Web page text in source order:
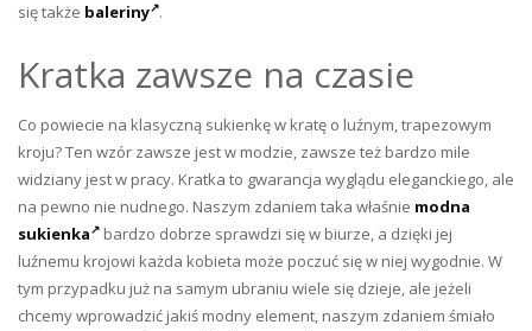
się także baleriny .
Kratka zawsze na czasie
Co powiecie na klasyczną sukienkę w kratę o luźnym, trapezowym
kroju? Ten wzór zawsze jest w modzie, zawsze też bardzo mile
widziany jest w pracy. Kratka to gwarancja wyglądu eleganckiego, ale
na pewno nie nudnego. Naszym zdaniem taka właśnie modna
sukienka
bardzo dobrze sprawdzi się w biurze, a dzięki jej
luźnemu krojowi każda kobieta może poczuć się w niej wygodnie. W
tym przypadku już na samym ubraniu wiele się dzieje, ale jeżeli
chcemy wprowadzić jakiś modny element, naszym zdaniem śmiało